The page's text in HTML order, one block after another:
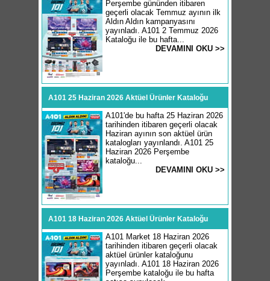
Perşembe gününden itibaren
geçerli olacak Temmuz ayının ilk
Aldın Aldın kampanyasını
yayınladı. A101 2 Temmuz 2026
Kataloğu ile bu hafta...
DEVAMINI OKU >>
A101 25 Haziran 2026 Aktüel Ürünler Kataloğu
A101'de bu hafta 25 Haziran 2026
tarihinden itibaren geçerli olacak
Haziran ayının son aktüel ürün
katalogları yayınlandı. A101 25
Haziran 2026 Perşembe
kataloğu...
DEVAMINI OKU >>
A101 18 Haziran 2026 Aktüel Ürünler Kataloğu
A101 Market 18 Haziran 2026
tarihinden itibaren geçerli olacak
aktüel ürünler kataloğunu
yayınladı. A101 18 Haziran 2026
Perşembe kataloğu ile bu hafta